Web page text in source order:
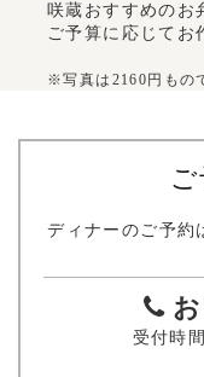
咲蔵おすすめのお
ご予算に応じてお
※写真は2160円もの
ディナーのご予約
受付時